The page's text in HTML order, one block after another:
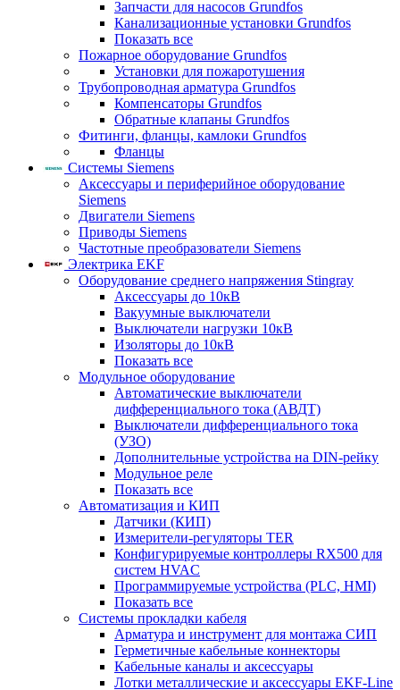
Запчасти для насосов Grundfos
Канализационные установки Grundfos
Показать все
Пожарное оборудование Grundfos
Установки для пожаротушения
Трубопроводная арматура Grundfos
Компенсаторы Grundfos
Обратные клапаны Grundfos
Фитинги, фланцы, камлоки Grundfos
Фланцы
Системы Siemens
Аксессуары и периферийное оборудование
Siemens
Двигатели Siemens
Приводы Siemens
Частотные преобразователи Siemens
Электрика EKF
Оборудование среднего напряжения Stingray
Аксессуары до 10кВ
Вакуумные выключатели
Выключатели нагрузки 10кВ
Изоляторы до 10кВ
Показать все
Модульное оборудование
Автоматические выключатели
дифференциального тока (АВДТ)
Выключатели дифференциального тока
(УЗО)
Дополнительные устройства на DIN-рейку
Модульное реле
Показать все
Автоматизация и КИП
Датчики (КИП)
Измерители-регуляторы TER
Конфигурируемые контроллеры RX500 для
систем HVAC
Программируемые устройства (PLC, HMI)
Показать все
Системы прокладки кабеля
Арматура и инструмент для монтажа СИП
Герметичные кабельные коннекторы
Кабельные каналы и аксессуары
Лотки металлические и аксессуары EKF-Line